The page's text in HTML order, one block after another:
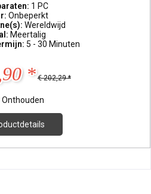
1 PC
Onbeperkt
Wereldwijd
Meertalig
5 - 30 Minuten
* € 202,29 *
Onthouden